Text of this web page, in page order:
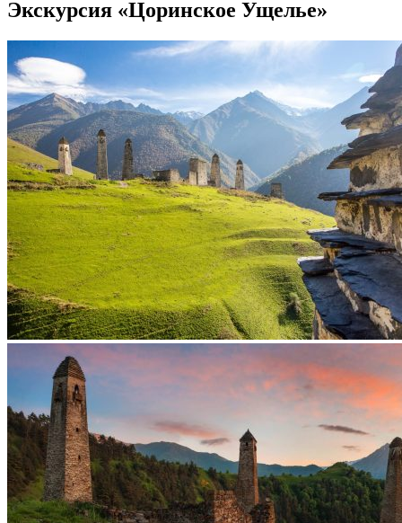
Экскурсия «Цоринское Ущелье»